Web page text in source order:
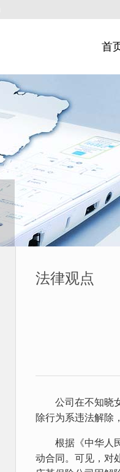
首
法律观点
公司在不知晓女
除行为系违法解除
根据《中华人民
动合同。可见，对